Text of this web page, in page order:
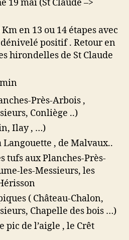
19 mai (St Claude –>
en 13 ou 14 étapes avec
positif . Retour en
hirondelles de St Claude
Près-Arbois ,
Conliège ..)
Ilay , …)
Langouette , de Malvaux..
tufs aux Planches-Près-
les-Messieurs, les
( Château-Chalon,
Chapelle des bois …)
pic de l’aigle , le Crêt